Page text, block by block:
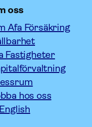
oss
Afa Försäkring
Fastigheter
hos oss